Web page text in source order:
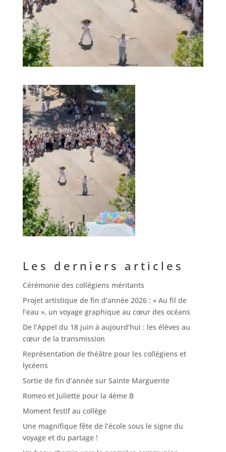
Les derniers articles
Cérémonie des collégiens méritants
Projet artistique de fin d’année 2026 : « Au fil de
l’eau », un voyage graphique au cœur des océans
De l’Appel du 18 juin à aujourd’hui : les élèves au
cœur de la transmission
Représentation de théâtre pour les collégiens et
lycéens
Sortie de fin d’année sur Sainte Marguerite
Romeo et Juliette pour la 4ème B
Moment festif au collège
Une magnifique fête de l’école sous le signe du
voyage et du partage !